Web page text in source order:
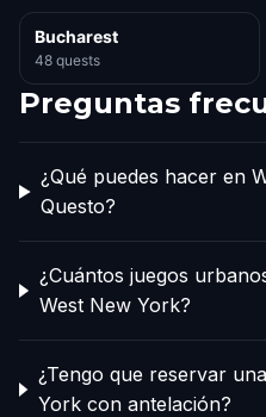
Bucharest
48 quests
Preguntas
¿Qué puedes hacer en
Questo?
¿Cuántos juegos
West New York?
¿Tengo que reservar
York con antelación?